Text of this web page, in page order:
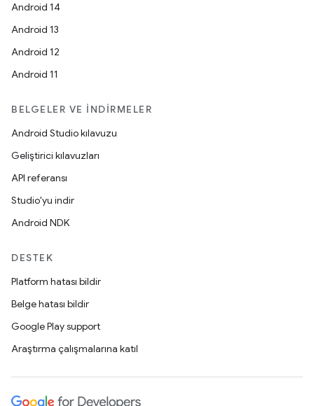
Android 14
Android 13
Android 12
Android 11
BELGELER VE İNDIRMELER
Android Studio kılavuzu
Geliştirici kılavuzları
API referansı
Studio'yu indir
Android NDK
DESTEK
Platform hatası bildir
Belge hatası bildir
Google Play support
Araştırma çalışmalarına katıl